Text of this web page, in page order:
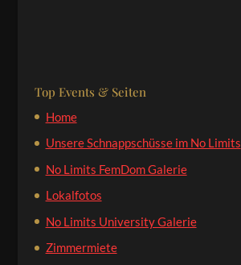
Top Events & Seiten
Home
Unsere Schnappschüsse im No Limits
No Limits FemDom Galerie
Lokalfotos
No Limits University Galerie
Zimmermiete